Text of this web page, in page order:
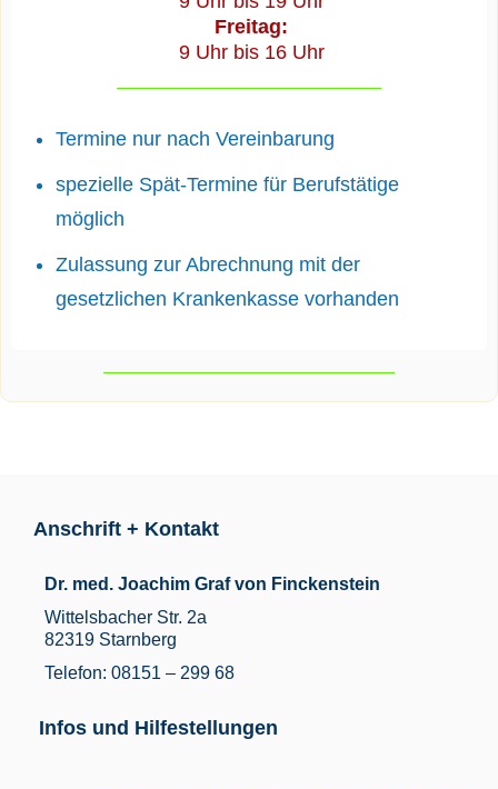
Freitag:
9 Uhr bis 16 Uhr
Termine nur nach Vereinbarung
spezielle Spät-Termine für Berufstätige
möglich
Zulassung zur Abrechnung mit der
gesetzlichen Krankenkasse vorhanden
Anschrift + Kontakt
Dr. med. Joachim Graf von Finckenstein
Wittelsbacher Str. 2a
82319 Starnberg
Telefon: 08151 – 299 68
Infos und Hilfestellungen